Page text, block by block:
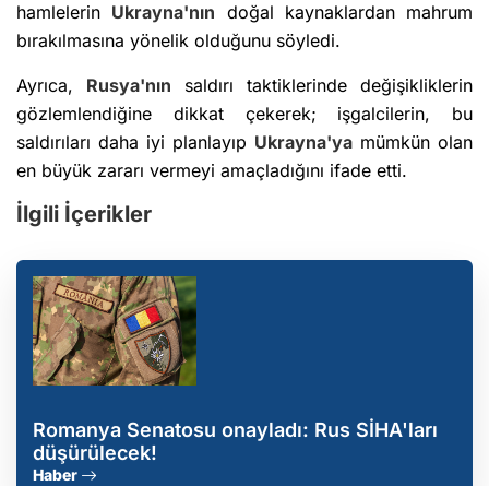
hamlelerin Ukrayna'nın doğal kaynaklardan mahrum
bırakılmasına yönelik olduğunu söyledi.
Ayrıca, Rusya'nın saldırı taktiklerinde değişikliklerin
gözlemlendiğine dikkat çekerek; işgalcilerin, bu
saldırıları daha iyi planlayıp Ukrayna'ya mümkün olan
en büyük zararı vermeyi amaçladığını ifade etti.
İlgili İçerikler
Romanya Senatosu onayladı: Rus SİHA'ları
düşürülecek!
Haber